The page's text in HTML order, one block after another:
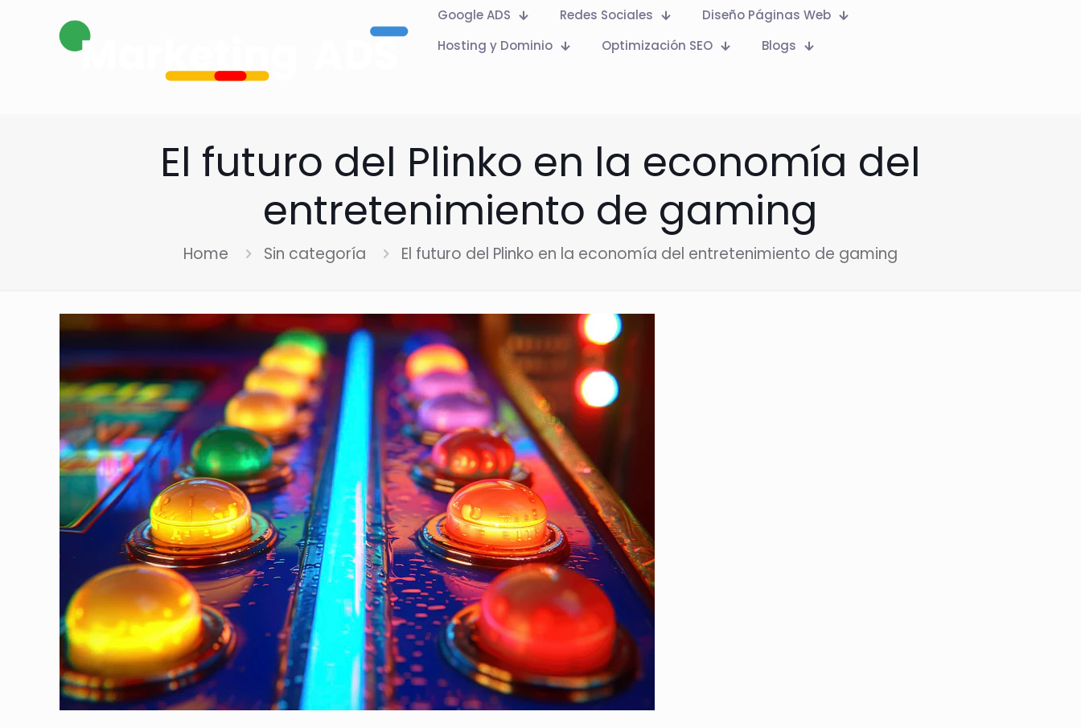
Google ADS Redes Sociales
Diseño Páginas Web
Hosting y Dominio
Optimización SEO Blogs
El futuro del Plinko en la economía del
entretenimiento de gaming
Home Sin categoría El futuro del Plinko en la economía del entretenimiento de gaming